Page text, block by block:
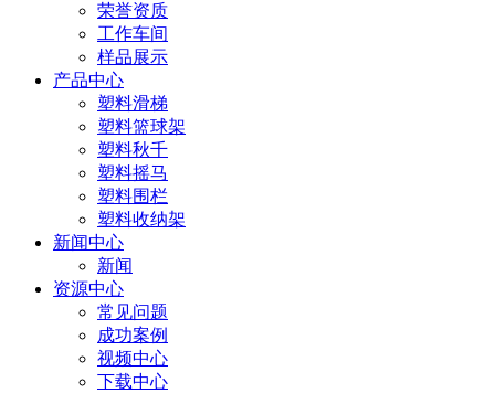
荣誉资质
工作车间
样品展示
产品中心
塑料滑梯
塑料篮球架
塑料秋千
塑料摇马
塑料围栏
塑料收纳架
新闻中心
新闻
资源中心
常见问题
成功案例
视频中心
下载中心